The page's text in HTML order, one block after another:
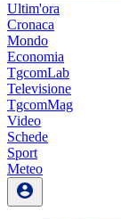
Ultim'ora
Cronaca
Mondo
Economia
TgcomLab
Televisione
TgcomMag
Video
Schede
Sport
Meteo